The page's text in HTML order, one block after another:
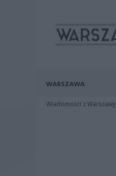
WARSZAWA
Wiadomości z Warszawy